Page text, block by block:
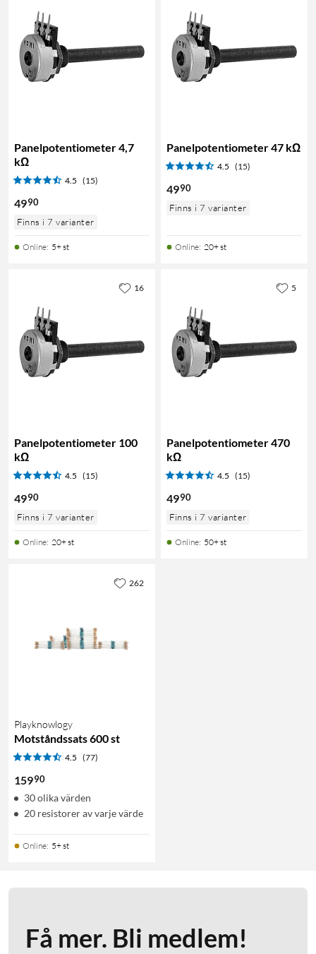
Panelpotentiometer 4,7
kΩ
4.5 (15)
4990
Finns i 7 varianter
Online: 5+ st
Panelpotentiometer 47 kΩ
4.5 (15)
4990
Finns i 7 varianter
Online: 20+ st
Panelpotentiometer 100
kΩ
4.5 (15)
4990
Finns i 7 varianter
Online: 20+ st
16
Panelpotentiometer 470
kΩ
4.5 (15)
4990
Finns i 7 varianter
Online: 50+ st
5
Playknowlogy
Motståndssats 600 st
4.5 (77)
15990
30 olika värden
20 resistorer av varje värde
Online: 5+ st
262
Få mer. Bli medlem!